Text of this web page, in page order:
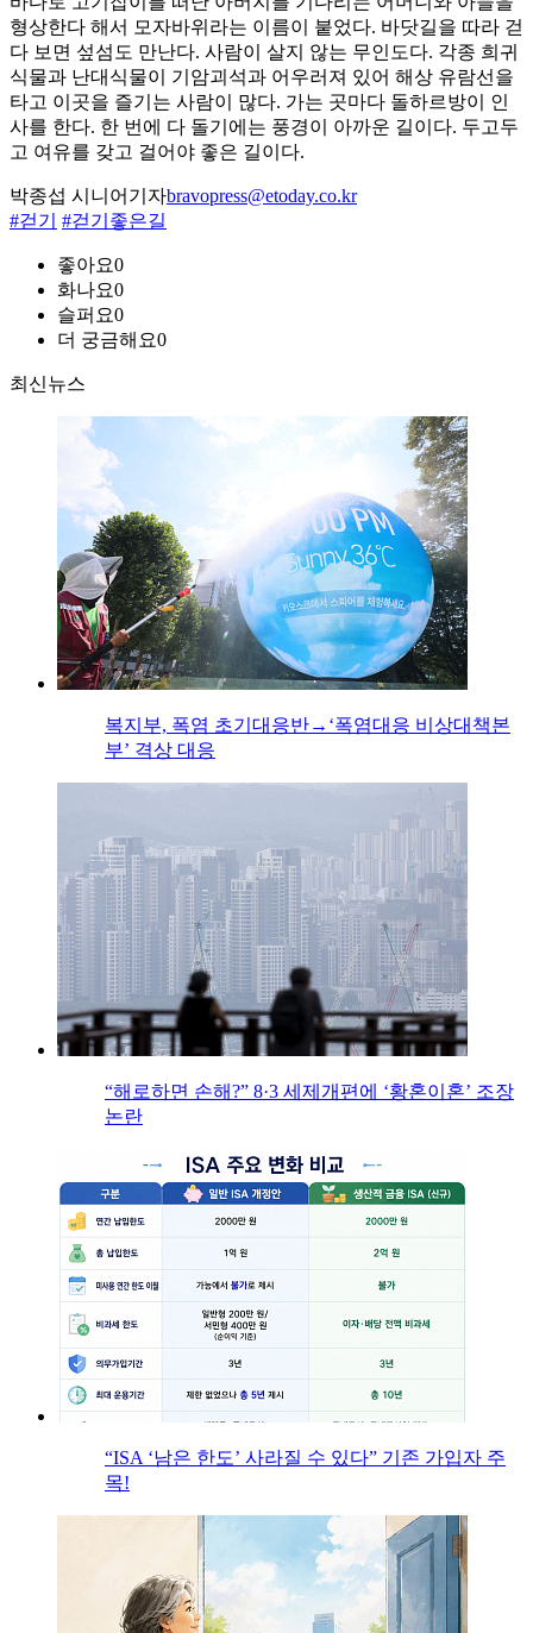
형상한다 해서 모자바위라는 이름이 붙었다. 바닷길을 따라 걷
다 보면 섶섬도 만난다. 사람이 살지 않는 무인도다. 각종 희귀
식물과 난대식물이 기암괴석과 어우러져 있어 해상 유람선을
타고 이곳을 즐기는 사람이 많다. 가는 곳마다 돌하르방이 인
사를 한다. 한 번에 다 돌기에는 풍경이 아까운 길이다. 두고두
고 여유를 갖고 걸어야 좋은 길이다.
박종섭 시니어기자bravopress@etoday.co.kr
#걷기
#걷기좋은길
좋아요0
화나요0
슬퍼요0
더 궁금해요0
최신뉴스
복지부, 폭염 초기대응반→‘폭염대응 비상대책본
부’ 격상 대응
“해로하면 손해?” 8·3 세제개편에 ‘황혼이혼’ 조장
논란
“ISA ‘남은 한도’ 사라질 수 있다” 기존 가입자 주
목!